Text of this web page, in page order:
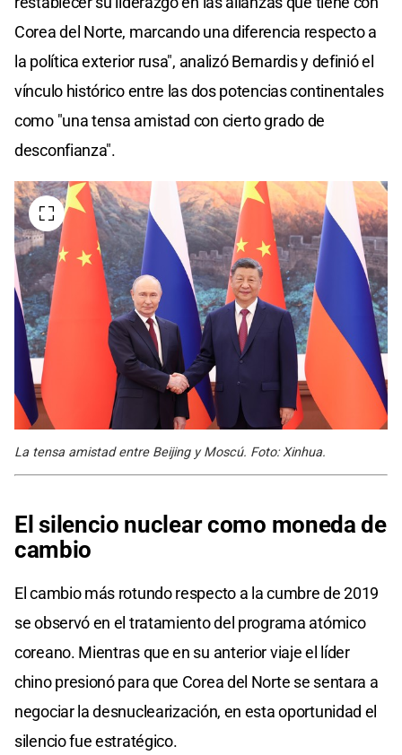
Corea del Norte, marcando una diferencia respecto a
la política exterior rusa", analizó Bernardis y definió el
vínculo histórico entre las dos potencias continentales
como "una tensa amistad con cierto grado de
desconfianza".
La tensa amistad entre Beijing y Moscú. Foto: Xinhua.
El silencio nuclear como moneda de
cambio
El cambio más rotundo respecto a la cumbre de 2019
se observó en el tratamiento del programa atómico
coreano. Mientras que en su anterior viaje el líder
chino presionó para que Corea del Norte se sentara a
negociar la desnuclearización, en esta oportunidad el
silencio fue estratégico.